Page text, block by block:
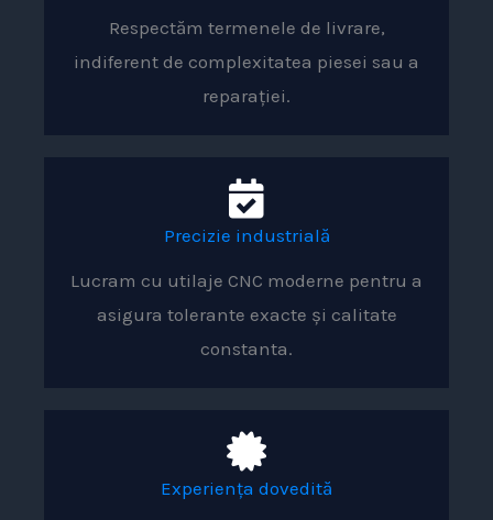
Respectăm termenele de livrare,
indiferent de complexitatea piesei sau a
reparației.
Precizie industrială
Lucram cu utilaje CNC moderne pentru a
asigura tolerante exacte și calitate
constanta.
Experiența dovedită